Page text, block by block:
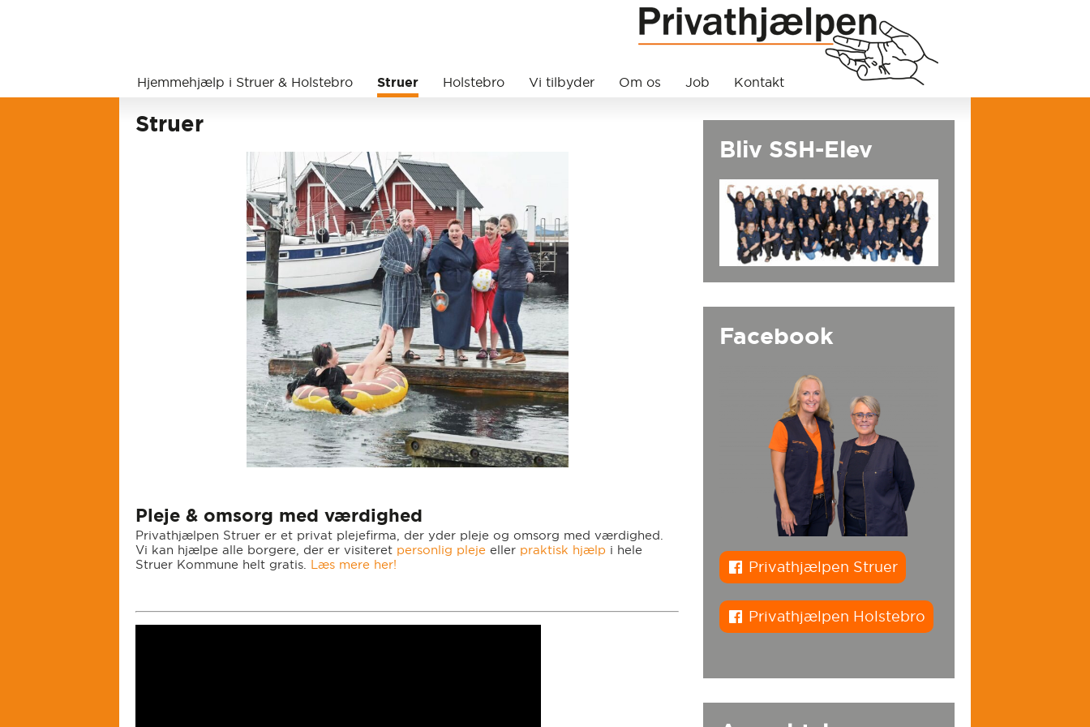
Hjemmehjælp i Struer & Holstebro Struer Holstebro Vi tilbyder Om os Job Kontakt
Struer
Pleje & omsorg med værdighed
Privathjælpen Struer er et privat plejefirma, der yder pleje og omsorg med værdighed.
Vi kan hjælpe alle borgere, der er visiteret personlig pleje eller praktisk hjælp i hele
Struer Kommune helt gratis. Læs mere her!
Bliv SSH-Elev
Facebook
Privathjælpen Struer
Privathjælpen Holstebro